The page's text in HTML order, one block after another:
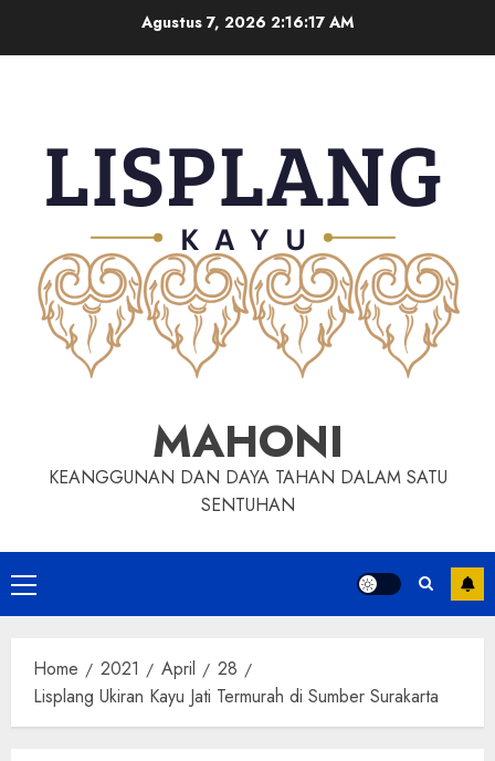
Agustus 7, 2026 2:16:18 AM
MAHONI
KEANGGUNAN DAN DAYA TAHAN DALAM SATU
SENTUHAN
Home 2021 April
28
Lisplang Ukiran Kayu Jati Termurah di Sumber Surakarta